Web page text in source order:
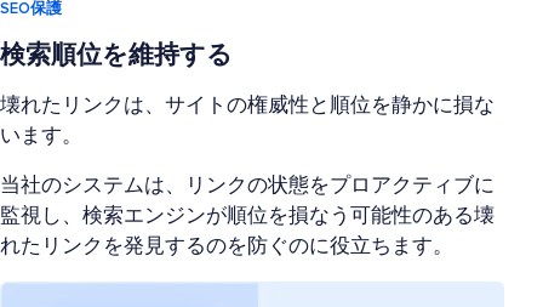
SEO保護
検索順位を維持する
壊れたリンクは、サイトの権威性と順位を静かに損な
います。
当社のシステムは、リンクの状態をプロアクティブに
監視し、検索エンジンが順位を損なう可能性のある壊
れたリンクを発見するのを防ぐのに役立ちます。